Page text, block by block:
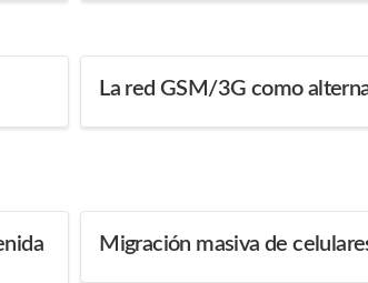
La red GSM/3G como
Migración masiva de